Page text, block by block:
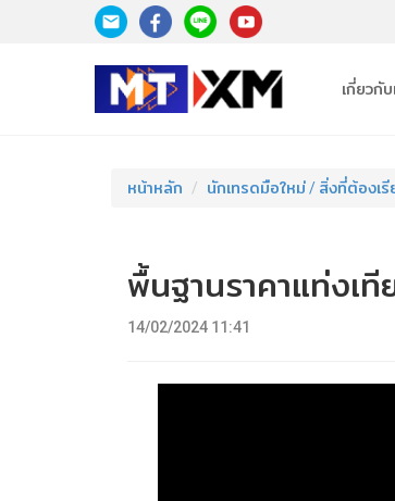
เกี่ยวกับ
หน้าหลัก นักเทรดมือใหม่ / สิ่งที่ต้องเรี
พื้นฐานราคาแท่งเ
14/02/2024 11:41